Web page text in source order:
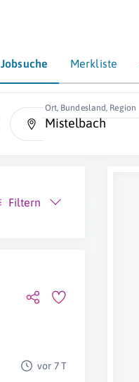
Jobsuche Merkliste
Ort, Bundesland, Region
Filtern
vor 7 T